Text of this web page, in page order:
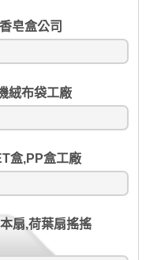
皂盒公司
絨布袋工廠
盒,PP盒工廠
扇,荷葉扇搖搖